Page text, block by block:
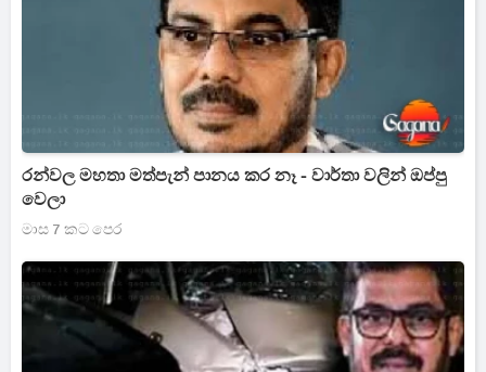
රන්වල මහතා මත්පැන් පානය කර නෑ - වාර්තා වලින් ඔප්පු
වෙලා
මාස 7 කට පෙර